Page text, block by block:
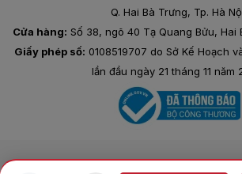
Q. Hai Bà Trưng, Tp. Hà
Cửa hàng: Số 38, ngõ 40 Tạ Quang Bửu, Hai
Giấy phép số: 0108519707 do Sở Kế Hoạch
lần đầu ngày 21 tháng 11 năm